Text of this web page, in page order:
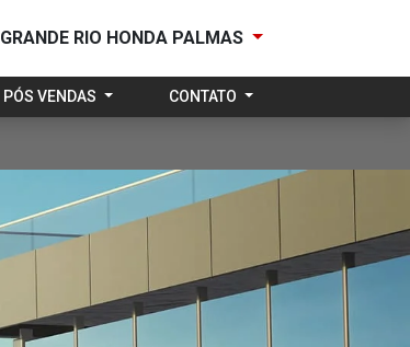
GRANDE RIO HONDA PALMAS
PÓS VENDAS CONTATO